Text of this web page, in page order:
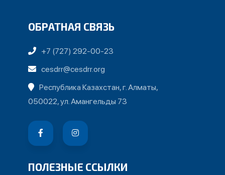
ОБРАТНАЯ СВЯЗЬ
+7 (727) 292-00-23
cesdrr@cesdrr.org
Республика Казахстан, г. Алматы,
050022, ул. Амангельды 73
ПОЛЕЗНЫЕ ССЫЛКИ